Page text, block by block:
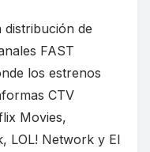
distribución de
FAST
los estrenos
CTV
Movies,
LOL! Network y El